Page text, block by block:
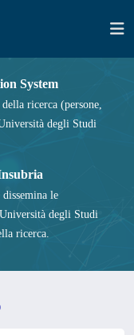
System
ricerca (persone,
degli Studi
le
degli Studi
ricerca.